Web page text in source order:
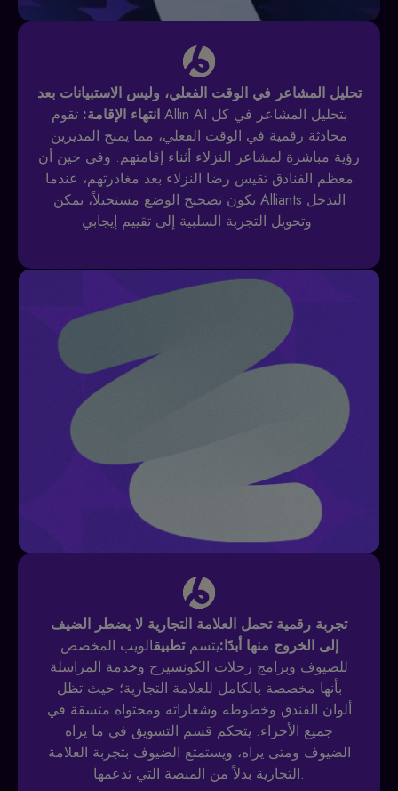
تحليل المشاعر في الوقت الفعلي، وليس الاستبيانات بعد
انتهاء الإقامة: تقوم Allin AI بتحليل المشاعر في كل
محادثة رقمية في الوقت الفعلي، مما يمنح المديرين
رؤية مباشرة لمشاعر النزلاء أثناء إقامتهم. وفي حين أن
معظم الفنادق تقيس رضا النزلاء بعد مغادرتهم، عندما
يكون تصحيح الوضع مستحيلاً، يمكن Alliants التدخل
وتحويل التجربة السلبية إلى تقييم إيجابي.
تجربة رقمية تحمل العلامة التجارية لا يضطر الضيف
إلى الخروج منها أبدًا:يتسمتطبيقالويب المخصص
للضيوف وبرامج رحلات الكونسيرج وخدمة المراسلة
بأنها مخصصة بالكامل للعلامة التجارية؛ حيث تظل
ألوان الفندق وخطوطه وشعاراته ومحتواه متسقة في
جميع الأجزاء. يتحكم قسم التسويق في ما يراه
الضيوف ومتى يراه، ويستمتع الضيوف بتجربة العلامة
التجارية بدلاً من المنصة التي تدعمها.